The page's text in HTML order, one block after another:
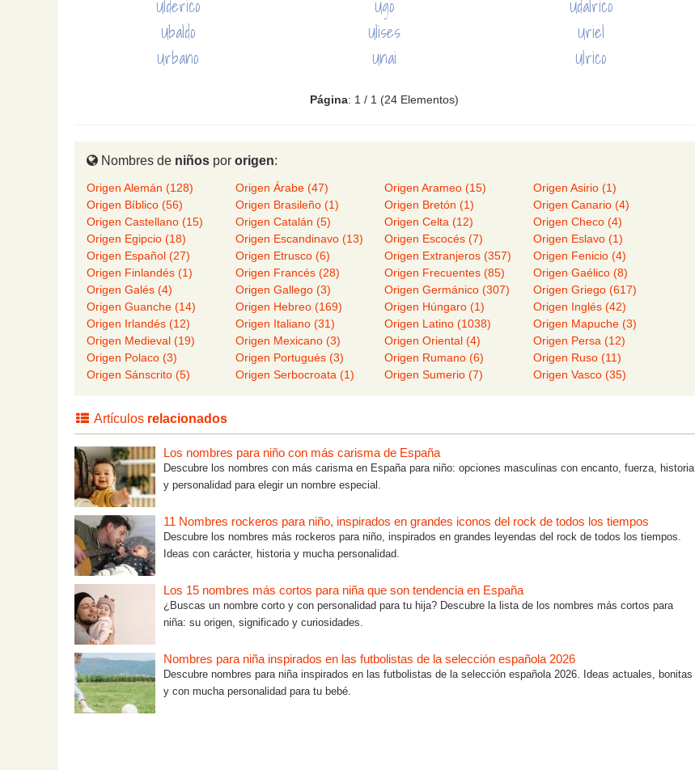
Ulderico
Ugo
Udalrico
Ubaldo
Ulises
Uriel
Urbano
Unai Ulrico
Página: 1 / 1 (24 Elementos)
Nombres de niños por origen:
Origen Alemán (128) Origen Árabe (47) Origen Arameo (15)
Origen Asirio (1)
Origen Bíblico (56)
Origen Brasileño (1) Origen Bretón (1)
Origen Canario (4)
Origen Castellano (15)
Origen Catalán (5) Origen Celta (12)
Origen Checo (4)
Origen Egipcio (18)
Origen Escandinavo (13) Origen Escocés (7)
Origen Eslavo (1)
Origen Español (27)
Origen Etrusco (6) Origen Extranjeros (357)
Origen Fenicio (4)
Origen Finlandés (1)
Origen Francés (28) Origen Frecuentes (85)
Origen Gaélico (8)
Origen Galés (4)
Origen Gallego (3) Origen Germánico (307)
Origen Griego (617)
Origen Guanche (14)
Origen Hebreo (169) Origen Húngaro (1)
Origen Inglés (42)
Origen Irlandés (12)
Origen Italiano (31) Origen Latino (1038)
Origen Mapuche (3)
Origen Medieval (19)
Origen Mexicano (3) Origen Oriental (4)
Origen Persa (12)
Origen Polaco (3)
Origen Portugués (3) Origen Rumano (6)
Origen Ruso (11)
Origen Sánscrito (5)
Origen Serbocroata (1) Origen Sumerio (7) Origen Vasco (35)
Artículos relacionados
Los nombres para niño con más carisma de España
Descubre los nombres con más carisma en España para niño: opciones masculinas con encanto, fuerza, historia
y personalidad para elegir un nombre especial.
11 Nombres rockeros para niño, inspirados en grandes iconos del rock de todos los tiempos
Descubre los nombres más rockeros para niño, inspirados en grandes leyendas del rock de todos los tiempos.
Ideas con carácter, historia y mucha personalidad.
Los 15 nombres más cortos para niña que son tendencia en España
¿Buscas un nombre corto y con personalidad para tu hija? Descubre la lista de los nombres más cortos para
niña: su origen, significado y curiosidades.
Nombres para niña inspirados en las futbolistas de la selección española 2026
Descubre nombres para niña inspirados en las futbolistas de la selección española 2026. Ideas actuales, bonitas
y con mucha personalidad para tu bebé.